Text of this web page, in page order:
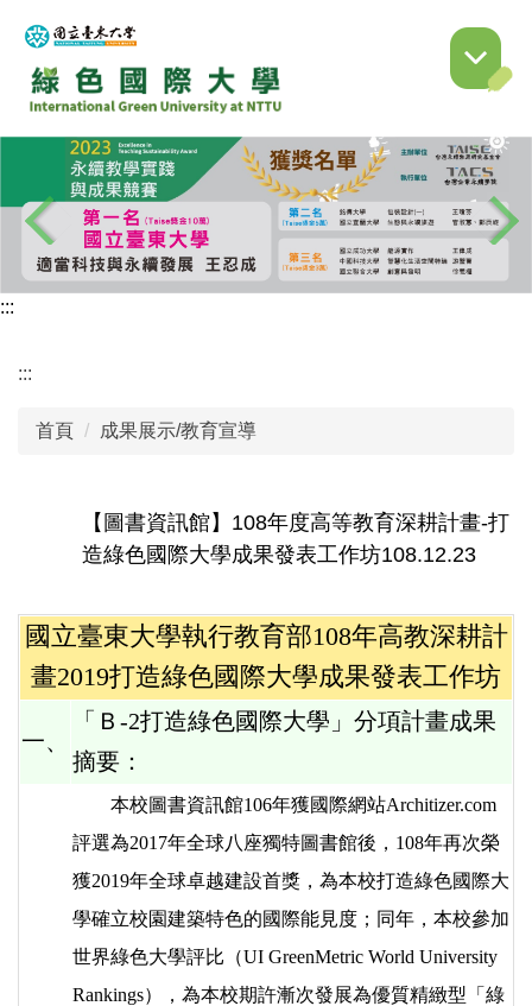
到
內
:::
:::
首頁 成果展示/教育宣導
【圖書資訊館】108年度高等教育深耕計畫-打
造綠色國際大學成果發表工作坊108.12.23
國立臺東大學執行教育部108年高教深耕計
畫2019打造綠色國際大學成果發表工作坊
一、
「Ｂ-2打造綠色國際大學」分項計畫成果
摘要：
本校圖書資訊館106年獲國際網站Architizer.com
評選為2017年全球八座獨特圖書館後，108年再次榮
獲2019年全球卓越建設首獎，為本校打造綠色國際大
學確立校園建築特色的國際能見度；同年，本校參加
世界綠色大學評比（UI GreenMetric World University
Rankings），為本校期許漸次發展為優質精緻型「綠